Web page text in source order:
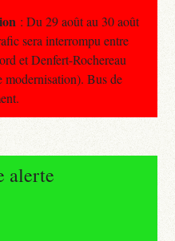
: Du 29 août au 30 août
sera interrompu entre
et Denfert-Rochereau
modernisation). Bus de
alerte